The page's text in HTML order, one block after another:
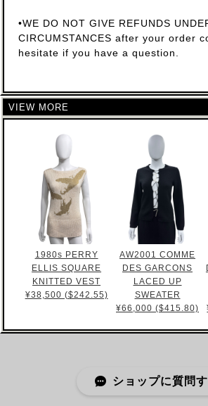
•WE DO NOT GIVE REFUNDS
CIRCUMSTANCES after your order
hesitate if you have a question.
VIEW MORE
1980s PERRY
ELLIS SQUARE
KNITTED VEST
¥38,500 ($242.55)
AW2001 COMME
DES GARCONS
LACED UP
SWEATER
¥66,000 ($415.80)
ショップに質問